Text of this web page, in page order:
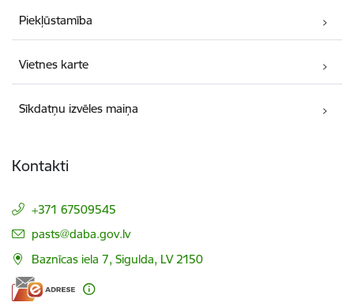
Piekļūstamība
Vietnes karte
Sīkdatņu izvēles maiņa
Kontakti
+371 67509545
E-pasts:
pasts@daba.gov.lv
Baznīcas iela 7, Sigulda, LV 2150